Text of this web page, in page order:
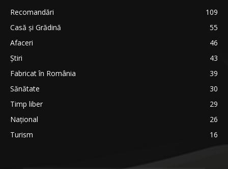
Recomandări
109
Casă şi Grădină
55
Afaceri
46
Ştiri
43
Fabricat în România
39
Sănătate
30
Timp liber
29
Național
26
Turism
16